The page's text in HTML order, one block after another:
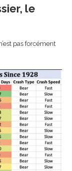
le
pas forcément